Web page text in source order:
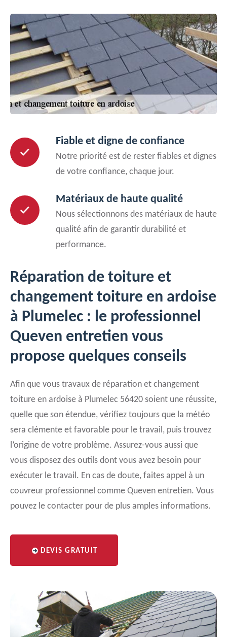
Fiable et digne de confiance
Notre priorité est de rester fiables et dignes
de votre confiance, chaque jour.
Matériaux de haute qualité
Nous sélectionnons des matériaux de haute
qualité afin de garantir durabilité et
performance.
Réparation de toiture et
changement toiture en ardoise
à Plumelec : le professionnel
Queven entretien vous
propose quelques conseils
Afin que vous travaux de réparation et changement
toiture en ardoise à Plumelec 56420 soient une réussite,
quelle que son étendue, vérifiez toujours que la météo
sera clémente et favorable pour le travail, puis trouvez
l’origine de votre problème. Assurez-vous aussi que
vous disposez des outils dont vous avez besoin pour
exécuter le travail. En cas de doute, faites appel à un
couvreur professionnel comme Queven entretien. Vous
pouvez le contacter pour de plus amples informations.
DEVIS GRATUIT